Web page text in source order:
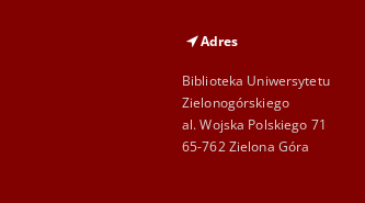
Adres
Biblioteka Uniwersytetu
Zielonogórskiego
al. Wojska Polskiego 71
65-762 Zielona Góra